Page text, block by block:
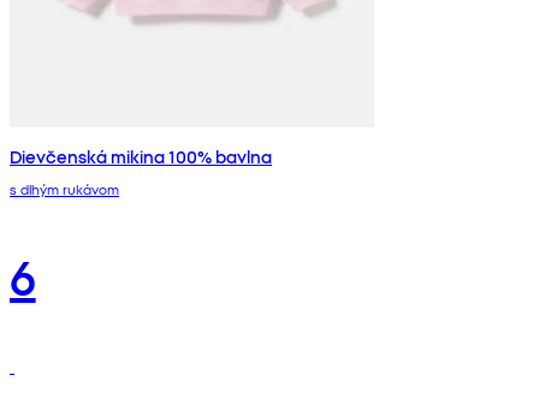
Dievčenská mikina 100% bavlna
s dlhým rukávom
6